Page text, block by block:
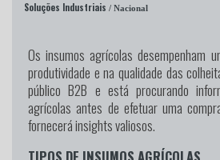
Soluções Industriais / Nacional
Os insumos agrícolas desempenham
produtividade e na qualidade das
público B2B e está procurando
agrícolas antes de efetuar uma
fornecerá insights valiosos.